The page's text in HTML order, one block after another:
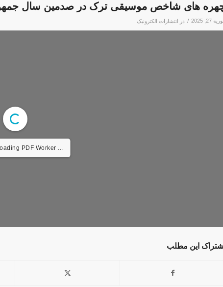
های شاخص موسیقی ترک در صدمین سال
27, 2025
/ در انتشارات الکترونیک
PDF Worker ...
اشتراک این مطلب